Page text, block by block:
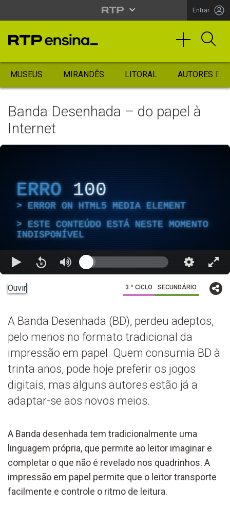
Entrar
MUSEUS MIRANDÊS LITORAL AUTORES
Banda Desenhada – do papel à
Internet
ERRO 100
ERROR ON HTML5 MEDIA ELEMENT
ESTE CONTEÚDO ESTÁ NESTE MOMENTO
INDISPONÍVEL
Ouvir 3.º CICLO SECUNDÁRIO
A Banda Desenhada (BD), perdeu adeptos,
pelo menos no formato tradicional da
impressão em papel. Quem consumia BD à
trinta anos, pode hoje preferir os jogos
digitais, mas alguns autores estão já a
adaptar-se aos novos meios.
A Banda desenhada tem tradicionalmente uma
linguagem própria, que permite ao leitor imaginar e
completar o que não é revelado nos quadrinhos. A
impressão em papel permite que o leitor transporte
facilmente e controle o ritmo de leitura.